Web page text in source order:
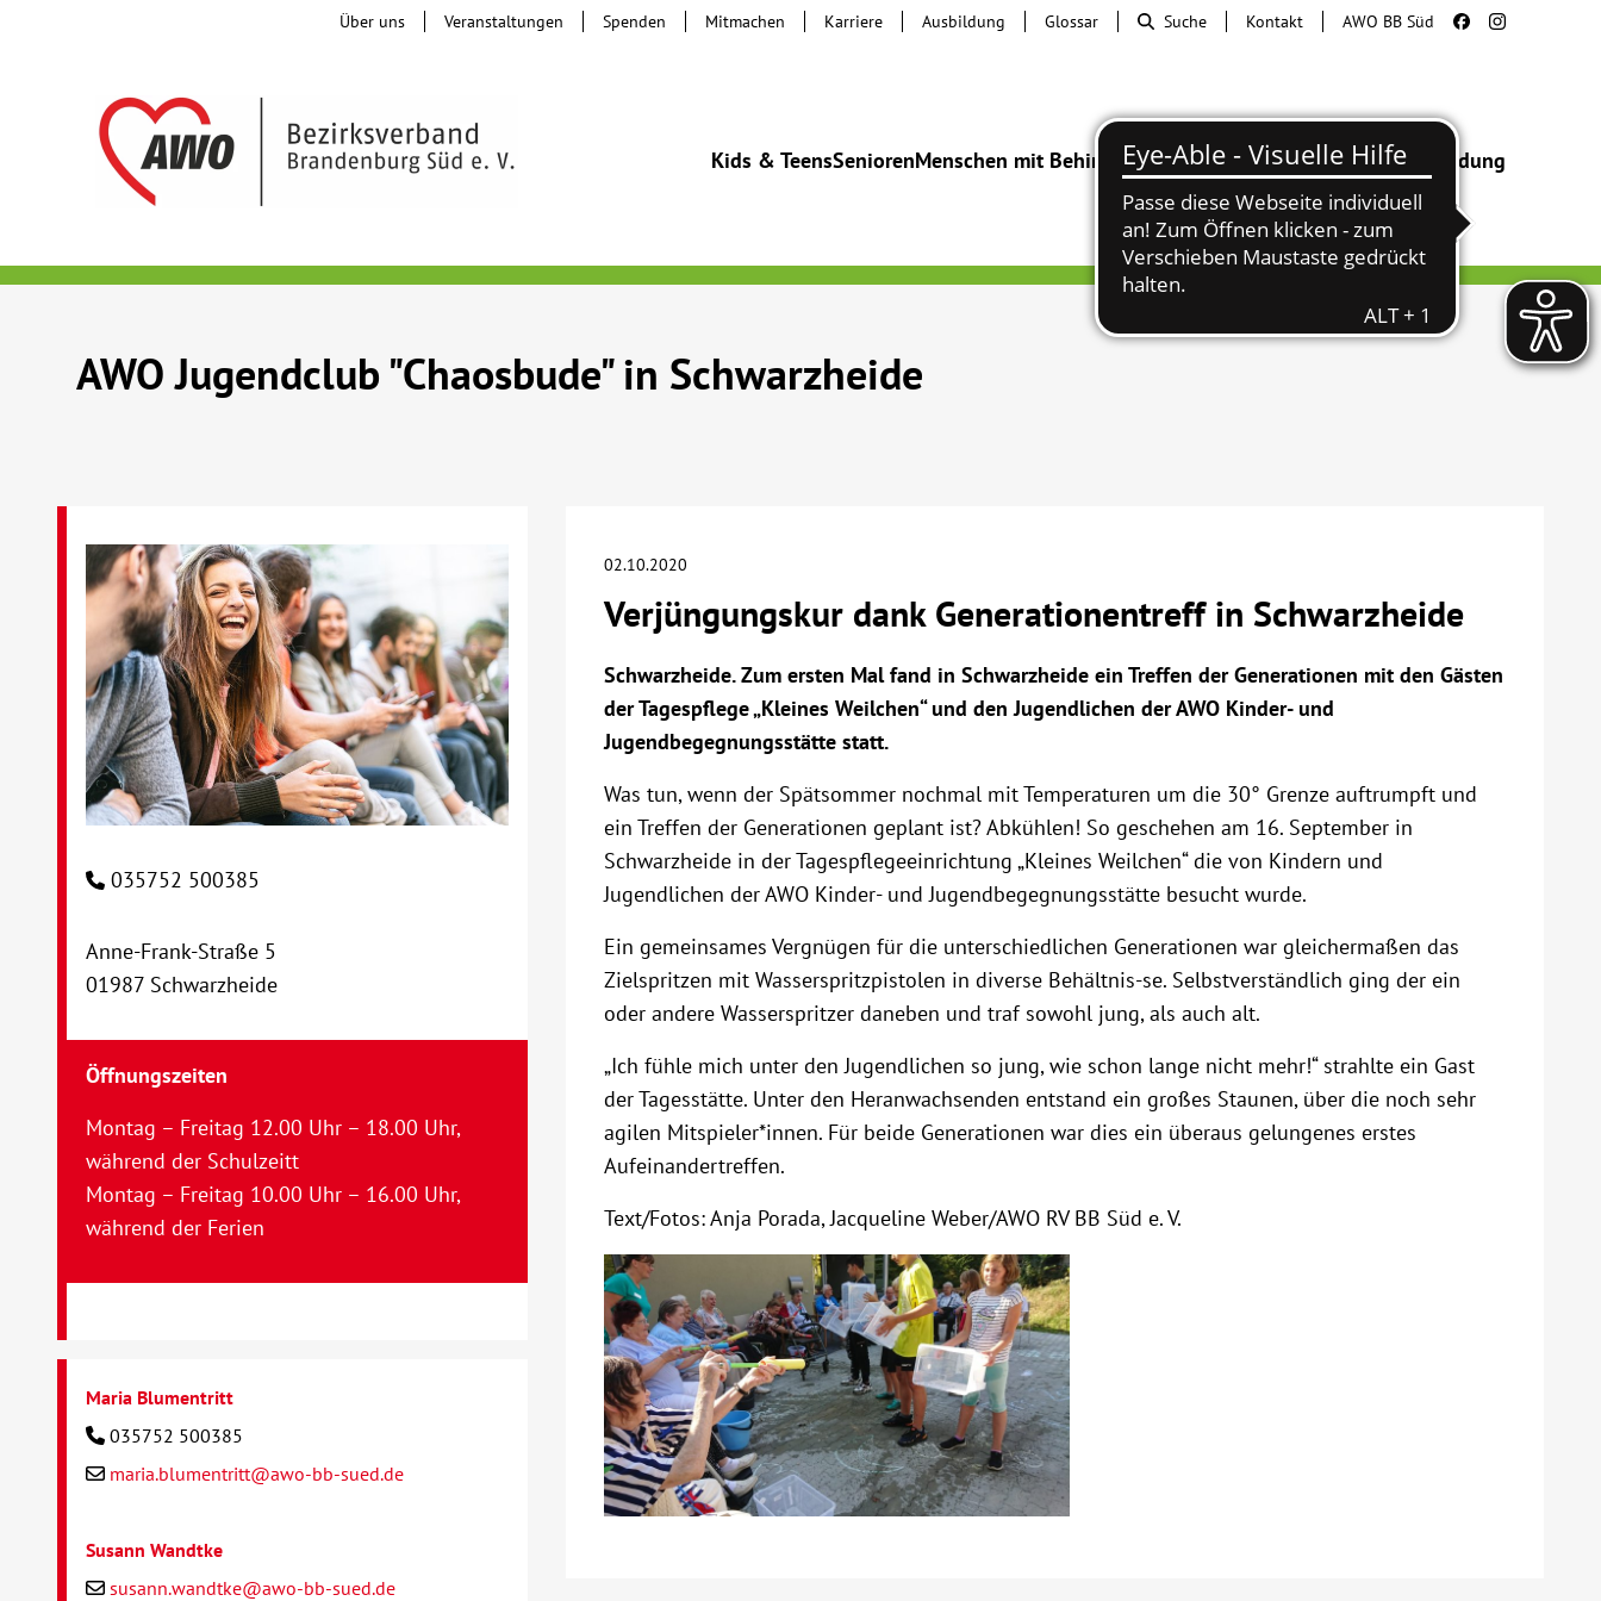
Kids & TeensSeniorenMenschen mit BehinderungBeratung & HilfeBegegnung Bildung
Über uns Veranstaltungen Spenden Mitmachen Karriere Ausbildung Glossar Suche Kontakt AWO BB Süd
AWO Jugendclub "Chaosbude" in Schwarzheide
02.10.2020
Verjüngungskur dank Generationentreff in Schwarzheide
Schwarzheide. Zum ersten Mal fand in Schwarzheide ein Treffen der Generationen mit den Gästen
der Tagespflege „Kleines Weilchen“ und den Jugendlichen der AWO Kinder- und
Jugendbegegnungsstätte statt.
Was tun, wenn der Spätsommer nochmal mit Temperaturen um die 30° Grenze auftrumpft und
ein Treffen der Generationen geplant ist? Abkühlen! So geschehen am 16. September in
Schwarzheide in der Tagespflegeeinrichtung „Kleines Weilchen“ die von Kindern und
Jugendlichen der AWO Kinder- und Jugendbegegnungsstätte besucht wurde.
Ein gemeinsames Vergnügen für die unterschiedlichen Generationen war gleichermaßen das
Zielspritzen mit Wasserspritzpistolen in diverse Behältnis-se. Selbstverständlich ging der ein
oder andere Wasserspritzer daneben und traf sowohl jung, als auch alt.
„Ich fühle mich unter den Jugendlichen so jung, wie schon lange nicht mehr!“ strahlte ein Gast
der Tagesstätte. Unter den Heranwachsenden entstand ein großes Staunen, über die noch sehr
agilen Mitspieler*innen. Für beide Generationen war dies ein überaus gelungenes erstes
Aufeinandertreffen.
Text/Fotos: Anja Porada, Jacqueline Weber/AWO RV BB Süd e. V.
035752 500385
Anne-Frank-Straße 5
01987 Schwarzheide
Öffnungszeiten
Montag – Freitag 12.00 Uhr – 18.00 Uhr,
während der Schulzeitt
Montag – Freitag 10.00 Uhr – 16.00 Uhr,
während der Ferien
Maria Blumentritt
035752 500385
maria.blumentritt@awo-bb-sued.de
Susann Wandtke
susann.wandtke@awo-bb-sued.de